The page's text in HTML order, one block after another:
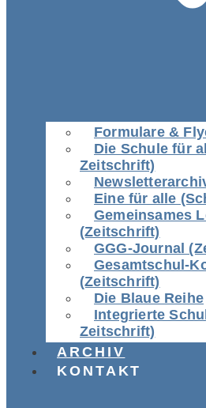
Formulare &
Die Schule für
Zeitschrift)
Eine für alle
Gemeinsames
(Zeitschrift)
GGG-Journal
Gesamtschul-
(Zeitschrift)
Die Blaue Reihe
Integrierte
Zeitschrift)
ARCHIV
KONTAKT